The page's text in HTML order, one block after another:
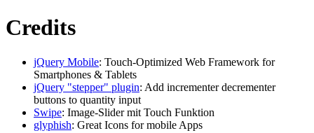
Credits
jQuery Mobile: Touch-Optimized Web Framework for
Smartphones & Tablets
jQuery "stepper" plugin: Add incrementer decrementer
buttons to quantity input
Swipe: Image-Slider mit Touch Funktion
glyphish: Great Icons for mobile Apps